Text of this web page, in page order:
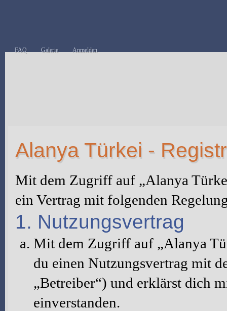
FAQ Galerie Anmelden
Alanya Türkei -
Mit dem Zugriff auf „Alanya
ein Vertrag mit folgenden
1. Nutzungsvertrag
Mit dem Zugriff auf „Alanya
du einen Nutzungsvertrag mit
„Betreiber“) und erklärst dich
einverstanden.